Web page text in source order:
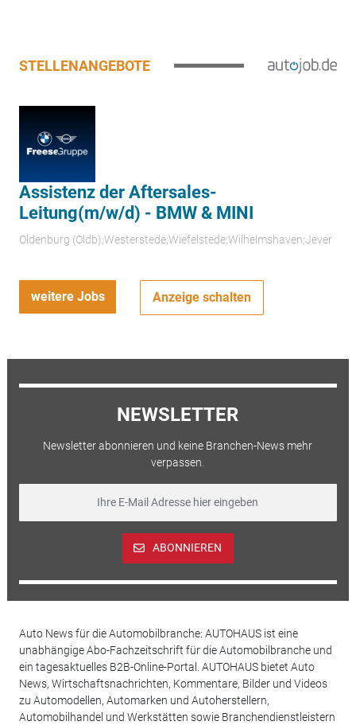
STELLENANGEBOTE
Assistenz der Aftersales-
Leitung(m/w/d) - BMW & MINI
Oldenburg (Oldb);Westerstede;Wiefelstede;Wilhelmshaven;Jever
weitere Jobs Anzeige schalten
NEWSLETTER
Newsletter abonnieren und keine Branchen-News mehr
verpassen.
ABONNIEREN
Auto News für die Automobilbranche: AUTOHAUS ist eine
unabhängige Abo-Fachzeitschrift für die Automobilbranche und
ein tagesaktuelles B2B-Online-Portal. AUTOHAUS bietet Auto
News, Wirtschaftsnachrichten, Kommentare, Bilder und Videos
zu Automodellen, Automarken und Autoherstellern,
Automobilhandel und Werkstätten sowie Branchendienstleistern